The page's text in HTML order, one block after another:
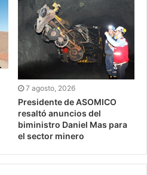
7 agosto, 2026
Presidente de ASOMICO
resaltó anuncios del
biministro Daniel Mas para
el sector minero